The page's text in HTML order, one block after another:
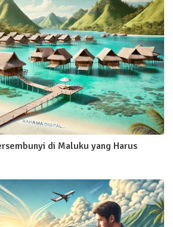
di Maluku yang Harus